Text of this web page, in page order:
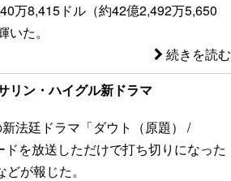
万8,415ドル（約42億2,492万5,650
た。
続きを読む
ン・ハイグル新ドラマ
法廷ドラマ「ダウト（原題） /
を放送しただけで打ち切りになった
が報じた。